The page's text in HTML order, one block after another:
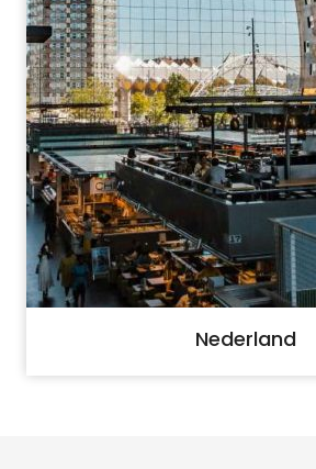
Nederland